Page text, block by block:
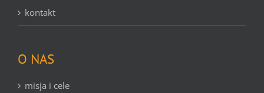
kontakt
O NAS
misja i cele